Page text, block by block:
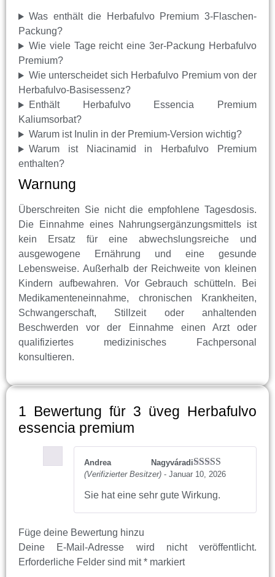
Was enthält die Herbafulvo Premium 3-Flaschen-
Packung?
Wie viele Tage reicht eine 3er-Packung Herbafulvo
Premium?
Wie unterscheidet sich Herbafulvo Premium von der
Herbafulvo-Basisessenz?
Enthält Herbafulvo Essencia Premium
Kaliumsorbat?
Warum ist Inulin in der Premium-Version wichtig?
Warum ist Niacinamid in Herbafulvo Premium
enthalten?
Warnung
Überschreiten Sie nicht die empfohlene Tagesdosis.
Die Einnahme eines Nahrungsergänzungsmittels ist
kein Ersatz für eine abwechslungsreiche und
ausgewogene Ernährung und eine gesunde
Lebensweise. Außerhalb der Reichweite von kleinen
Kindern aufbewahren. Vor Gebrauch schütteln. Bei
Medikamenteneinnahme, chronischen Krankheiten,
Schwangerschaft, Stillzeit oder anhaltenden
Beschwerden vor der Einnahme einen Arzt oder
qualifiziertes medizinisches Fachpersonal
konsultieren.
1 Bewertung für 3 üveg Herbafulvo
essencia premium
Bewertet mit
Andrea Nagyváradi
(Verifizierter Besitzer) - Januar 10, 2026
Sie hat eine sehr gute Wirkung.
Füge deine Bewertung hinzu
Deine E-Mail-Adresse wird nicht veröffentlicht.
Erforderliche Felder sind mit* markiert